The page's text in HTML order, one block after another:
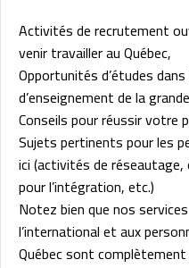
Activités de recrutement
venir travailler au Québec,
Opportunités d’études
d’enseignement de la
Conseils pour réussir votre
Sujets pertinents pour les
ici (activités de
pour l’intégration, etc.)
Notez bien que nos
l’international et aux
Québec sont